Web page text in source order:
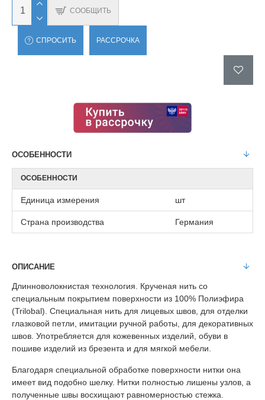
СООБЩИТЬ
СПРОСИТЬ РАССРОЧКА
ОСОБЕННОСТИ
ОСОБЕННОСТИ
Единица измерения шт
Страна производства Германия
ОПИСАНИЕ
Длинноволокнистая технология. Крученая нить со
специальным покрытием поверхности из 100% Полиэфира
(Trilobal). Специальная нить для лицевых швов, для отделки
глазковой петли, имитации ручной работы, для декоративных
швов. Употребляется для кожевенных изделий, обуви в
пошиве изделий из брезента и для мягкой мебели.
Благодаря специальной обработке поверхности нитки она
имеет вид подобно шелку. Нитки полностью лишены узлов, а
полученные швы восхищают равномерностью стежка.